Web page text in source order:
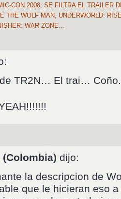
CON 2008: SE FILTRA EL TRAILER
THE WOLF MAN, UNDERWORLD:
WAR ZONE…
TR2N… El trai… Coño.
(Colombia) dijo:
la descripcion de
que le hicieran eso